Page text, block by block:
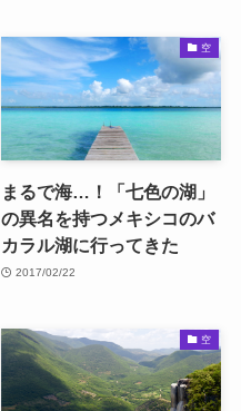
空
まるで海…！「七色の湖」
の異名を持つメキシコのバ
カラル湖に行ってきた
2017/02/22
空